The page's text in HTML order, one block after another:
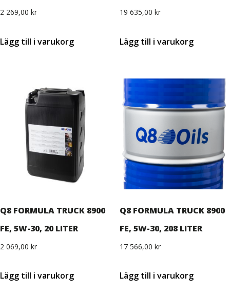
2 269,00 kr
Lägg till i varukorg
19 635,00 kr
Lägg till i varukorg
Q8 FORMULA TRUCK 8900
FE, 5W-30, 20 LITER
2 069,00 kr
Lägg till i varukorg
Q8 FORMULA TRUCK 8900
FE, 5W-30, 208 LITER
17 566,00 kr
Lägg till i varukorg